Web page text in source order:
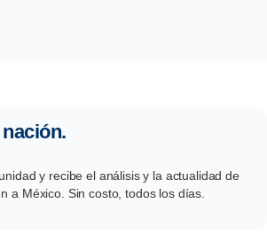
y recibe el análisis y la actualidad de
a México. Sin costo, todos los días.